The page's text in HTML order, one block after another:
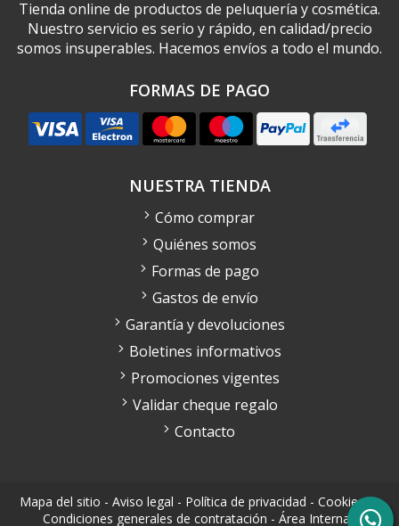
Tienda online de productos de peluquería y cosmética.
Nuestro servicio es serio y rápido, en calidad/precio
somos insuperables. Hacemos envíos a todo el mundo.
FORMAS DE PAGO
NUESTRA TIENDA
Cómo comprar
Quiénes somos
Formas de pago
Gastos de envío
Garantía y devoluciones
Boletines informativos
Promociones vigentes
Validar cheque regalo
Contacto
Mapa del sitio - Aviso legal - Política de privacidad - Cookies-
Condiciones generales de contratación - Área Interna